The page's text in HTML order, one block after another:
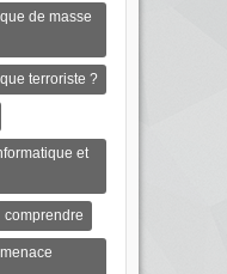
de masse
terroriste ?
et
comprendre